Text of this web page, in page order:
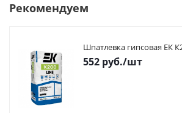
Рекомендуем
Шпатлевка гипсовая ЕК
552 руб./шт